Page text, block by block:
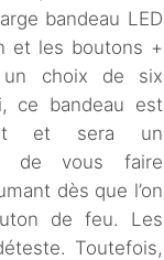
bandeau LED
et les boutons +
choix de six
ce bandeau est
et sera un
de vous faire
dès que l’on
de feu. Les
Toutefois,